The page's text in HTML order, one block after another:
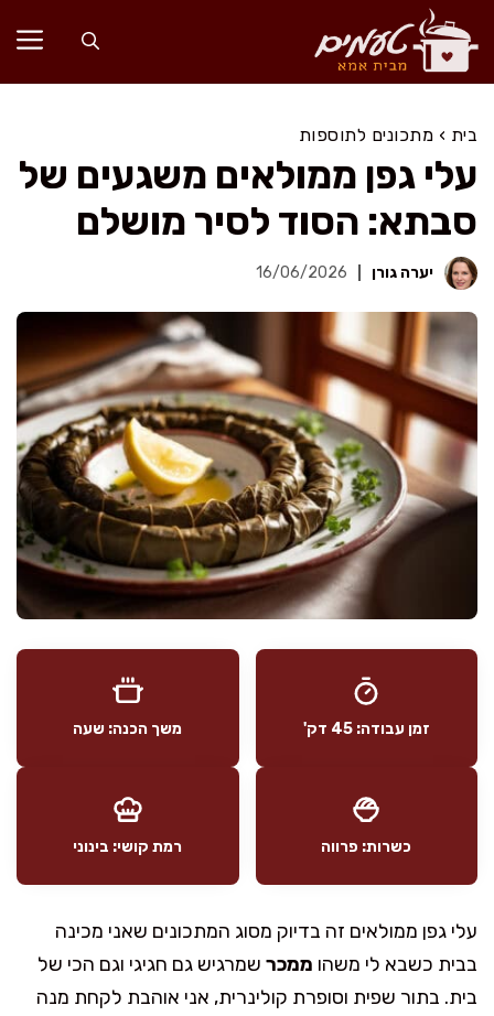
לדלג
לתוכן
בית › מתכונים לתוספות
עלי גפן ממולאים משגעים של
סבתא: הסוד לסיר מושלם
יערה גורן 16/06/2026
זמן עבודה: 45 דק' משך הכנה: שעה
כשרות: פרווה רמת קושי: בינוני
עלי גפן ממולאים זה בדיוק מסוג המתכונים שאני מכינה
בבית כשבא לי משהו ממכר שמרגיש גם חגיגי וגם הכי של
בית. בתור שפית וסופרת קולינרית, אני אוהבת לקחת מנה